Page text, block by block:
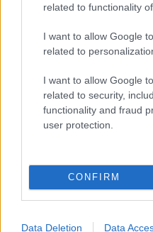
related to functionality
I want to allow Google
related to
I want to allow Google
related to security,
functionality and fraud
user protection.
CONFIRM
Data Deletion Data